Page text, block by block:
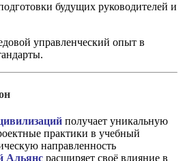
будущих руководителей и
управленческий опыт в
получает уникальную
практики в учебный
направленность
Альянс расширяет своё влияние в